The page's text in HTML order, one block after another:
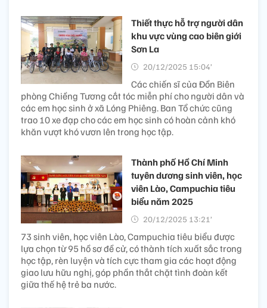
Thiết thực hỗ trợ người dân
khu vực vùng cao biên giới
Sơn La
20/12/2025 15:04’
Các chiến sĩ của Đồn Biên
phòng Chiềng Tương cắt tóc miễn phí cho người dân và
các em học sinh ở xã Lóng Phiêng. Ban Tổ chức cũng
trao 10 xe đạp cho các em học sinh có hoàn cảnh khó
khăn vượt khó vươn lên trong học tập.
Thành phố Hồ Chí Minh
tuyên dương sinh viên, học
viên Lào, Campuchia tiêu
biểu năm 2025
20/12/2025 13:21’
73 sinh viên, học viên Lào, Campuchia tiêu biểu được
lựa chọn từ 95 hồ sơ đề cử, có thành tích xuất sắc trong
học tập, rèn luyện và tích cực tham gia các hoạt động
giao lưu hữu nghị, góp phần thắt chặt tình đoàn kết
giữa thế hệ trẻ ba nước.